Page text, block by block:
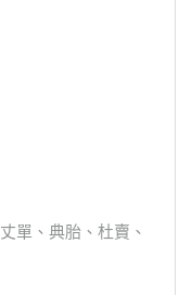
單、典胎、杜賣、